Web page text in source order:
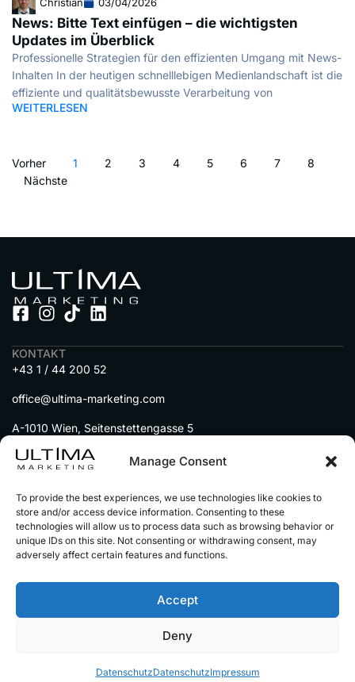
Manage Consent
To provide the best experiences, we use technologies like cookies to
store and/or access device information. Consenting to these
technologies will allow us to process data such as browsing behavior or
unique IDs on this site. Not consenting or withdrawing consent, may
adversely affect certain features and functions.
Accept
Deny
DatenschutzDatenschutzImpressum
News: Bitte Text einfügen – die wichtigsten
Updates im Überblick
Professionelle Strategien für den effizienten Umgang mit News-
Inhalten In der heutigen schnelllebigen Medienlandschaft ist die
effiziente und qualitätsbewusste Verarbeitung von
WEITERLESEN
Vorher 1 2 3 4 5 6 7
8
Nächste
KONTAKT
+43 1 / 44 200 52
office@ultima-marketing.com
A-1010 Wien, Seitenstettengasse 5
DIENSTLEISTUNGEN
IMMOBILIEN auf Social Media
AUTOHÄNDLER auf Social Media
UNSERE PARTNER
© 2025 Alle Rechte vorbehalten